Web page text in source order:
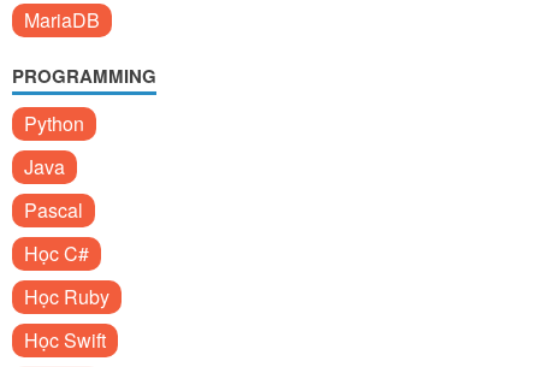
MariaDB
PROGRAMMING
Python
Java
Pascal
Học C#
Học Ruby
Học Swift